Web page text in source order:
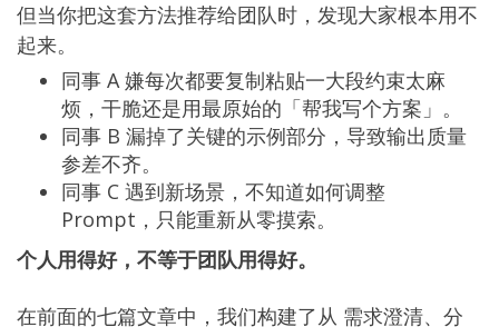
但当你把这套方法推荐给团队时，发现大家根本用不
起来。
同事 A 嫌每次都要复制粘贴一大段约束太麻
烦，干脆还是用最原始的「帮我写个方案」。
同事 B 漏掉了关键的示例部分，导致输出质量
参差不齐。
同事 C 遇到新场景，不知道如何调整
Prompt，只能重新从零摸索。
个人用得好，不等于团队用得好。
在前面的七篇文章中，我们构建了从 需求澄清、 分